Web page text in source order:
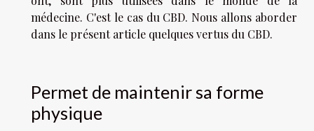
médecine. C'est le cas du CBD. Nous allons aborder
dans le présent article quelques vertus du CBD.
Permet de maintenir sa forme
physique